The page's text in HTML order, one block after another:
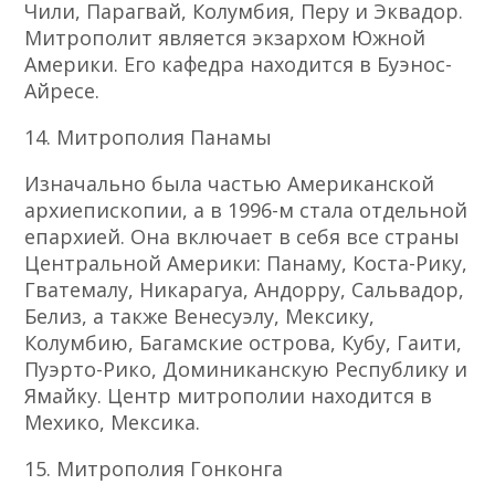
Чили, Парагвай, Колумбия, Перу и Эквадор.
Митрополит является экзархом Южной
Америки. Его кафедра находится в Буэнос-
Айресе.
14. Митрополия Панамы
Изначально была частью Американской
архиепископии, а в 1996-м стала отдельной
епархией. Она включает в себя все страны
Центральной Америки: Панаму, Коста-Рику,
Гватемалу, Никарагуа, Андорру, Сальвадор,
Белиз, а также Венесуэлу, Мексику,
Колумбию, Багамские острова, Кубу, Гаити,
Пуэрто-Рико, Доминиканскую Республику и
Ямайку. Центр митрополии находится в
Мехико, Мексика.
15. Митрополия Гонконга